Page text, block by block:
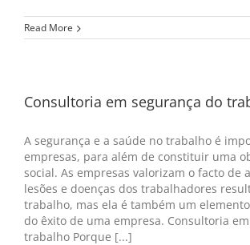
Read More
Consultoria em segurança do
A segurança e a saúde no trabalho é
empresas, para além de constituir uma
social. As empresas valorizam o facto de
lesões e doenças dos trabalhadores
trabalho, mas ela é também um
do êxito de uma empresa. Consultoria
trabalho Porque [...]